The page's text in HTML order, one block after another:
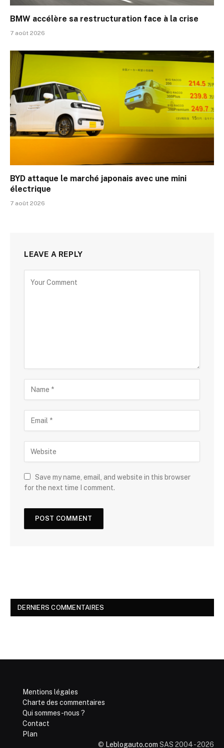
BMW accélère sa restructuration face à la crise
7 août 2026
BYD attaque le marché japonais avec une mini
électrique
7 août 2026
LEAVE A REPLY
Save my name, email, and website in this browser
for the next time I comment.
DERNIERS COMMENTAIRES
Mentions légales
Charte des commentaires
Qui sommes-nous ?
Contact
Plan
© Leblogauto.com SAS 2004 - 2026